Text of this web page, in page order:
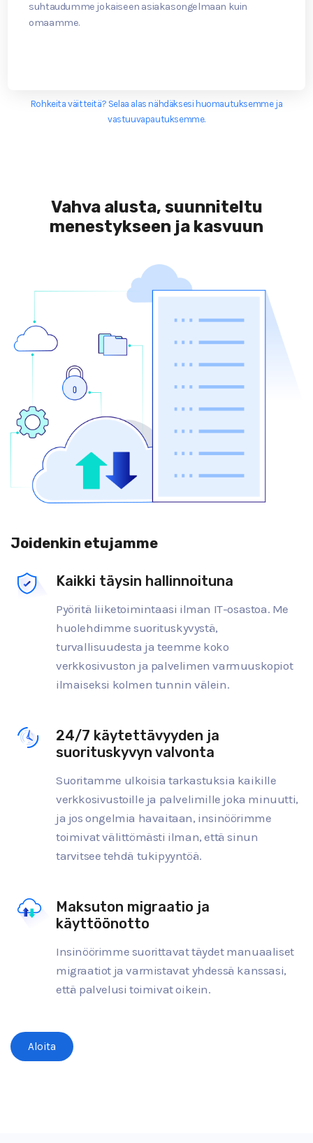
suhtaudumme jokaiseen asiakasongelmaan kuin
omaamme.
Rohkeita väitteitä? Selaa alas nähdäksesi huomautuksemme ja
vastuuvapautuksemme.
Vahva alusta, suunniteltu
menestykseen ja kasvuun
Joidenkin etujamme
Kaikki täysin hallinnoituna
Pyöritä liiketoimintaasi ilman IT-osastoa. Me
huolehdimme suorituskyvystä,
turvallisuudesta ja teemme koko
verkkosivuston ja palvelimen varmuuskopiot
ilmaiseksi kolmen tunnin välein.
24/7 käytettävyyden ja
suorituskyvyn valvonta
Suoritamme ulkoisia tarkastuksia kaikille
verkkosivustoille ja palvelimille joka minuutti,
ja jos ongelmia havaitaan, insinöörimme
toimivat välittömästi ilman, että sinun
tarvitsee tehdä tukipyyntöä.
Maksuton migraatio ja
käyttöönotto
Insinöörimme suorittavat täydet manuaaliset
migraatiot ja varmistavat yhdessä kanssasi,
että palvelusi toimivat oikein.
Aloita